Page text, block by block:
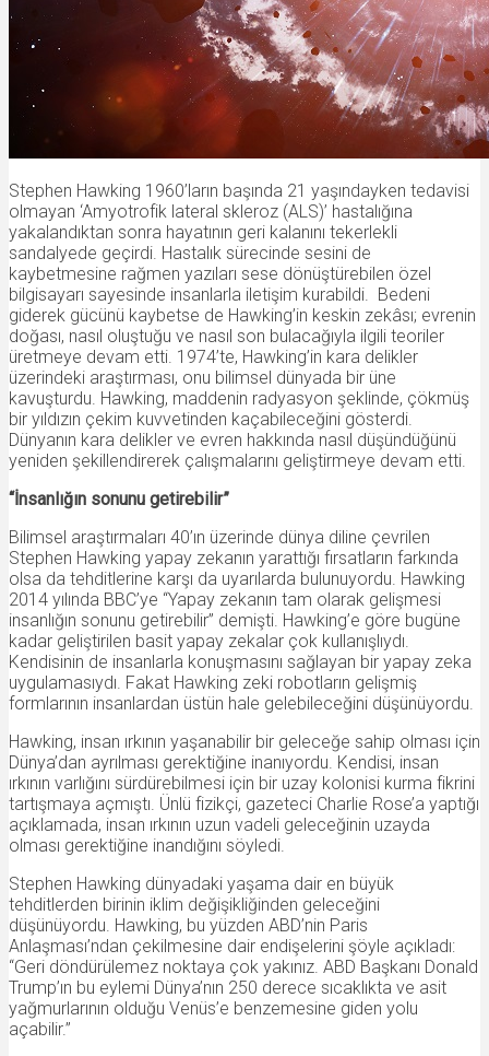
Stephen Hawking 1960’ların başında 21 yaşındayken tedavisi
olmayan ‘Amyotrofik lateral skleroz (ALS)’ hastalığına
yakalandıktan sonra hayatının geri kalanını tekerlekli
sandalyede geçirdi. Hastalık sürecinde sesini de
kaybetmesine rağmen yazıları sese dönüştürebilen özel
bilgisayarı sayesinde insanlarla iletişim kurabildi. Bedeni
giderek gücünü kaybetse de Hawking’in keskin zekâsı; evrenin
doğası, nasıl oluştuğu ve nasıl son bulacağıyla ilgili teoriler
üretmeye devam etti. 1974’te, Hawking’in kara delikler
üzerindeki araştırması, onu bilimsel dünyada bir üne
kavuşturdu. Hawking, maddenin radyasyon şeklinde, çökmüş
bir yıldızın çekim kuvvetinden kaçabileceğini gösterdi.
Dünyanın kara delikler ve evren hakkında nasıl düşündüğünü
yeniden şekillendirerek çalışmalarını geliştirmeye devam etti.
“İnsanlığın sonunu getirebilir”
Bilimsel araştırmaları 40’ın üzerinde dünya diline çevrilen
Stephen Hawking yapay zekanın yarattığı fırsatların farkında
olsa da tehditlerine karşı da uyarılarda bulunuyordu. Hawking
2014 yılında BBC’ye “Yapay zekanın tam olarak gelişmesi
insanlığın sonunu getirebilir” demişti. Hawking’e göre bugüne
kadar geliştirilen basit yapay zekalar çok kullanışlıydı.
Kendisinin de insanlarla konuşmasını sağlayan bir yapay zeka
uygulamasıydı. Fakat Hawking zeki robotların gelişmiş
formlarının insanlardan üstün hale gelebileceğini düşünüyordu.
Hawking, insan ırkının yaşanabilir bir geleceğe sahip olması için
Dünya’dan ayrılması gerektiğine inanıyordu. Kendisi, insan
ırkının varlığını sürdürebilmesi için bir uzay kolonisi kurma fikrini
tartışmaya açmıştı. Ünlü fizikçi, gazeteci Charlie Rose’a yaptığı
açıklamada, insan ırkının uzun vadeli geleceğinin uzayda
olması gerektiğine inandığını söyledi.
Stephen Hawking dünyadaki yaşama dair en büyük
tehditlerden birinin iklim değişikliğinden geleceğini
düşünüyordu. Hawking, bu yüzden ABD’nin Paris
Anlaşması’ndan çekilmesine dair endişelerini şöyle açıkladı:
“Geri döndürülemez noktaya çok yakınız. ABD Başkanı Donald
Trump’ın bu eylemi Dünya’nın 250 derece sıcaklıkta ve asit
yağmurlarının olduğu Venüs’e benzemesine giden yolu
açabilir.”